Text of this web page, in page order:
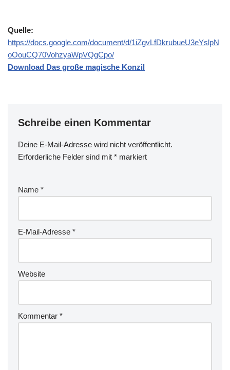
Quelle:
https://docs.google.com/document/d/1iZgvLfDkrubueU3eYslpN
oOouCQ70VohzyaWpVQgCpo/
Download Das große magische Konzil
Schreibe einen Kommentar
Deine E-Mail-Adresse wird nicht veröffentlicht.
Erforderliche Felder sind mit * markiert
Name *
E-Mail-Adresse *
Website
Kommentar *